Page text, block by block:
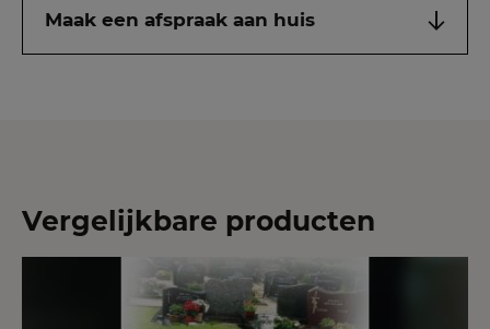
Maak een afspraak aan huis
Vergelijkbare producten